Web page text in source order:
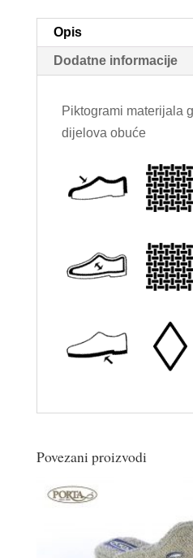
Opis
Dodatne informacije
Piktogrami materijala
dijelova obuće
Povezani proizvodi